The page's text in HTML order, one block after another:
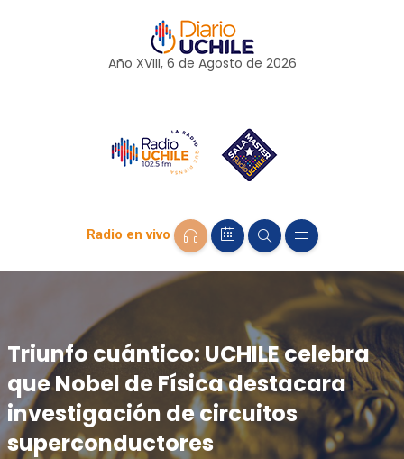
Año XVIII, 6 de Agosto de 2026
Radio en vivo
Triunfo cuántico: UCHILE celebra
que Nobel de Física destacara
investigación de circuitos
superconductores